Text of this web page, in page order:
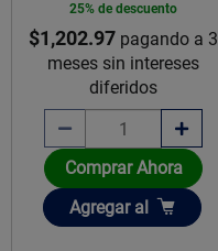
25% de descuento
$1,202.97 pagando a 3
meses sin intereses
diferidos
Comprar Ahora
Añadir
Agregar al